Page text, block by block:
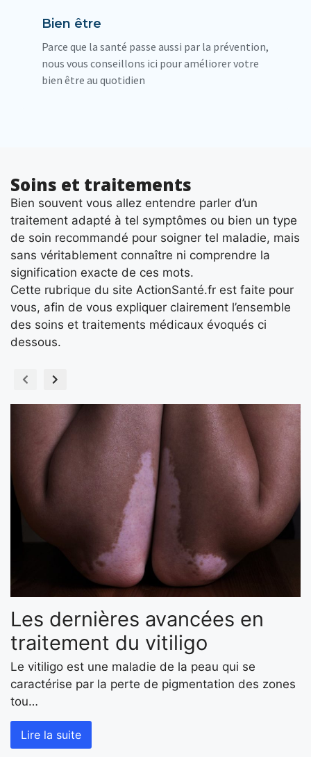
Bien être
Parce que la santé passe aussi par la prévention,
nous vous conseillons ici pour améliorer votre
bien être au quotidien
Soins et traitements
Bien souvent vous allez entendre parler d’un
traitement adapté à tel symptômes ou bien un type
de soin recommandé pour soigner tel maladie, mais
sans véritablement connaître ni comprendre la
signification exacte de ces mots.
Cette rubrique du site ActionSanté.fr est faite pour
vous, afin de vous expliquer clairement l’ensemble
des soins et traitements médicaux évoqués ci
dessous.
Les dernières avancées en
traitement du vitiligo
Le vitiligo est une maladie de la peau qui se
caractérise par la perte de pigmentation des zones
tou…
Lire la suite